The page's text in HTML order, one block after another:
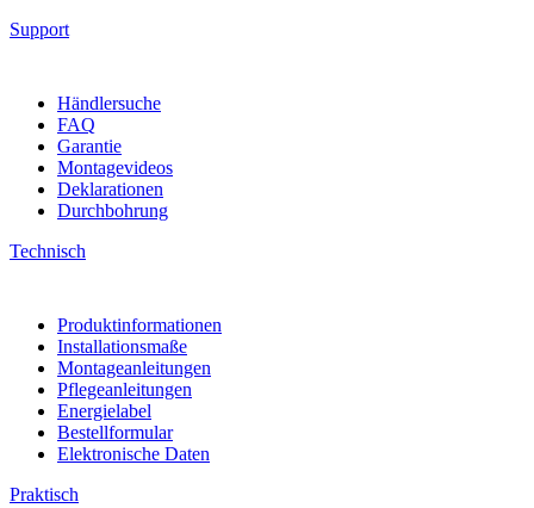
Support
Händlersuche
FAQ
Garantie
Montagevideos
Deklarationen
Durchbohrung
Technisch
Produktinformationen
Installationsmaße
Montageanleitungen
Pflegeanleitungen
Energielabel
Bestellformular
Elektronische Daten
Praktisch